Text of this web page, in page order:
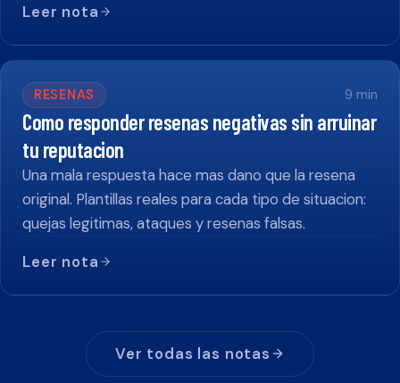
Leer nota
RESENAS 9 min
Como responder resenas negativas sin arruinar
tu reputacion
Una mala respuesta hace mas dano que la resena
original. Plantillas reales para cada tipo de situacion:
quejas legitimas, ataques y resenas falsas.
Leer nota
Ver todas las notas